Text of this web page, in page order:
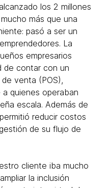
los 2 millones
más que una
pasó a ser un
La
empresarios
de contar con un
venta (POS),
quienes operaban
escala. Además de
reducir costos
de su flujo de
cliente iba mucho
la inclusión